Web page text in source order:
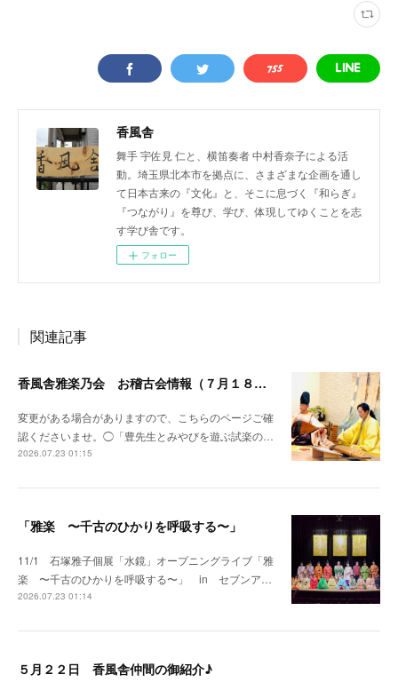
香風舎
舞手 宇佐見 仁と、横笛奏者 中村香奈子による活
動。埼玉県北本市を拠点に、さまざまな企画を通し
て日本古来の『文化』と、そこに息づく『和らぎ』
『つながり』を尊び、学び、体現してゆくことを志
す学び舎です。
フォロー
関連記事
香風舎雅楽乃会 お稽古会情報（７月１８日更新）
変更がある場合がありますので、こちらのページご確
認くださいませ。◯「豊先生とみやびを遊ぶ試楽の…
2026.07.23 01:15
「雅楽 〜千古のひかりを呼吸する〜」
11/1 石塚雅子個展「水鏡」オープニングライブ「雅
楽 〜千古のひかりを呼吸する〜」 in セブンア…
2026.07.23 01:14
５月２２日 香風舎仲間の御紹介♪